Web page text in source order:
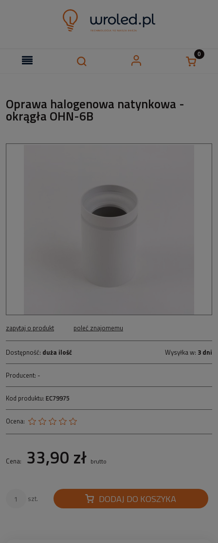
Oprawa halogenowa natynkowa -
okrągła OHN-6B
zapytaj o produkt poleć znajomemu
Dostępność: duża ilość Wysyłka w: 3 dni
Producent: -
Kod produktu: EC79975
Ocena:
Cena: 33,90 zł brutto
szt. DODAJ DO KOSZYKA